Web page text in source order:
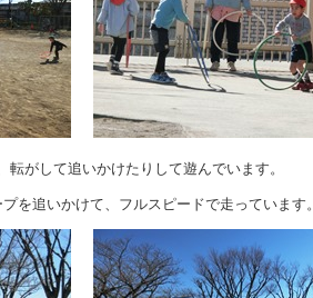
転がして追いかけたりして遊んでいます。
を追いかけて、フルスピードで走っています。